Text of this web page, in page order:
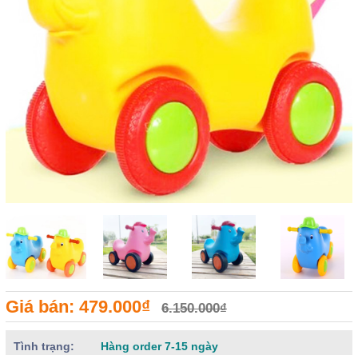
Giá bán: 479.000₫ 6.150.000₫
Tình trạng:
Hàng order 7-15 ngày